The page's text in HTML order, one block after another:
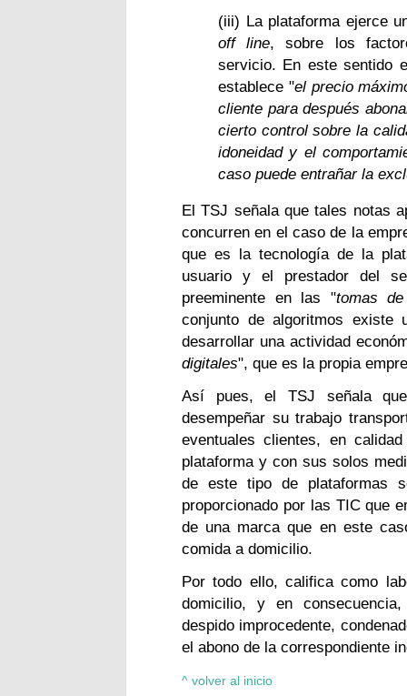
(iii) La plataforma ejerce
off line, sobre los
servicio. En este sentido
establece "el precio
cliente para después
cierto control sobre la
idoneidad y el
caso puede entrañar la
El TSJ señala que tales notas
concurren en el caso de la
que es la tecnología de la
usuario y el prestador del
preeminente en las "tomas
conjunto de algoritmos existe
desarrollar una actividad
digitales", que es la propia
Así pues, el TSJ señala
desempeñar su trabajo
eventuales clientes, en
plataforma y con sus solos
de este tipo de plataformas
proporcionado por las TIC que
de una marca que en este
comida a domicilio.
Por todo ello, califica como
domicilio, y en
despido improcedente,
el abono de la correspondiente
^ volver al inicio